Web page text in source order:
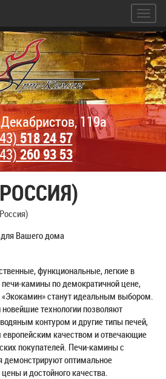
119а
518 24 57
260 93 53
Вашего дома
функциональные, легкие в
печи-камины по демократичной цене,
станут идеальным выбором.
технологии позволяют
контуром и другие типы печей,
качеством и отвечающие
покупателей. Печи-камины с
демонстрируют оптимальное
и достойного качества.